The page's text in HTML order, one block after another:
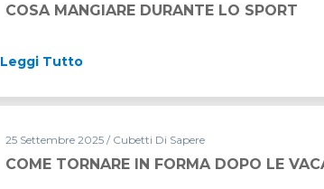
COSA MANGIARE DURANTE LO SPORT
Leggi Tutto
25 Settembre 2025 / Cubetti Di Sapere
COME TORNARE IN FORMA DOPO LE